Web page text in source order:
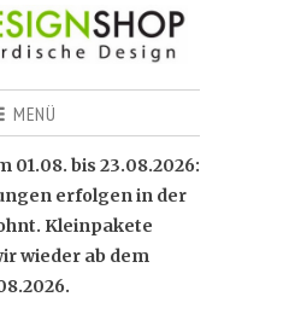
MENÜ
01.08. bis 23.08.2026:
erfolgen in der
Kleinpakete
wieder ab dem